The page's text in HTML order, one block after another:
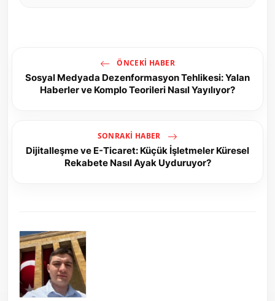
ÖNCEKI HABER
Sosyal Medyada Dezenformasyon Tehlikesi: Yalan
Haberler ve Komplo Teorileri Nasıl Yayılıyor?
SONRAKI HABER
Dijitalleşme ve E-Ticaret: Küçük İşletmeler Küresel
Rekabete Nasıl Ayak Uyduruyor?